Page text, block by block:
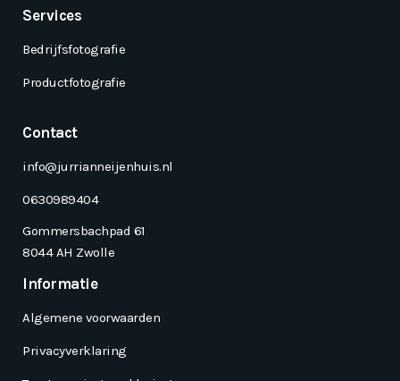
Services
Bedrijfsfotografie
Productfotografie
Contact
info@jurrianneijenhuis.nl
0630989404
Gommersbachpad 61
8044 AH Zwolle
Informatie
Algemene voorwaarden
Privacyverklaring